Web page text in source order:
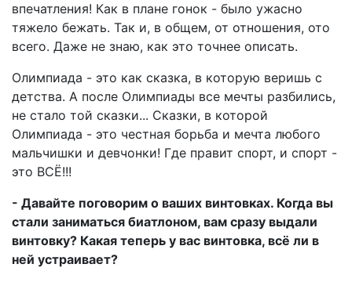
впечатления! Как в плане гонок - было ужасно
тяжело бежать. Так и, в общем, от отношения, ото
всего. Даже не знаю, как это точнее описать.
Олимпиада - это как сказка, в которую веришь с
детства. А после Олимпиады все мечты разбились,
не стало той сказки... Сказки, в которой
Олимпиада - это честная борьба и мечта любого
мальчишки и девчонки! Где правит спорт, и спорт -
это ВСЁ!!!
- Давайте поговорим о ваших винтовках. Когда вы
стали заниматься биатлоном, вам сразу выдали
винтовку? Какая теперь у вас винтовка, всё ли в
ней устраивает?